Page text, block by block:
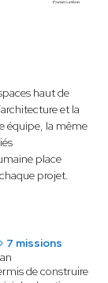
haut de
et la
équipe, la même
place
projet.
7 missions
de construire